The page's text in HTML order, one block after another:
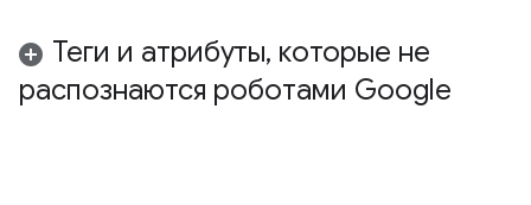
Теги и атрибуты, которые не
распознаются роботами Google